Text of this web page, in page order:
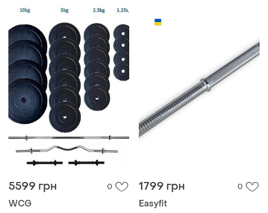
5599 грн 0
WCG
1799 грн 0
Easyfit